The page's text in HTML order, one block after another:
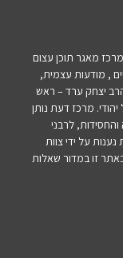
מאגר תוכן עצום
, מודעות עצמית,
יצחק ערד – ראש
יהודי. מרכז דעת נותן
לרבני
על ידי צוות
זו במדור שאלות